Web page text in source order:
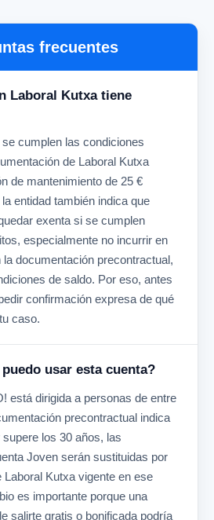
frecuentes
Laboral Kutxa tiene
cumplen las condiciones
de Laboral Kutxa
de mantenimiento de 25 €
entidad también indica que
exenta si se cumplen
especialmente no incurrir en
documentación precontractual,
de saldo. Por eso, antes
confirmación expresa de qué
caso.
usar esta cuenta?
está dirigida a personas de entre
precontractual indica
los 30 años, las
Joven serán sustituidas por
Laboral Kutxa vigente en ese
es importante porque una
salirte gratis o bonificada podría